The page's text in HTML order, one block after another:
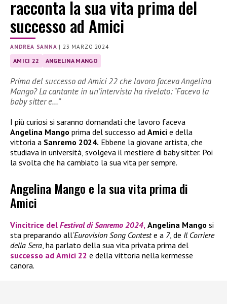
racconta la sua vita prima del
successo ad Amici
ANDREA SANNA |23 MARZO 2024
AMICI 22 ANGELINA MANGO
Prima del successo ad Amici 22 che lavoro faceva Angelina
Mango? La cantante in un’intervista ha rivelato: “Facevo la
baby sitter e…”
I più curiosi si saranno domandati che lavoro faceva
Angelina Mango prima del successo ad Amici e della
vittoria a Sanremo 2024. Ebbene la giovane artista, che
studiava in università, svolgeva il mestiere di baby sitter. Poi
la svolta che ha cambiato la sua vita per sempre.
Angelina Mango e la sua vita prima di
Amici
Vincitrice del Festival di Sanremo 2024, Angelina Mango si
sta preparando all‘Eurovision Song Conteste a 7, de Il Corriere
della Sera , ha parlato della sua vita privata prima del
successo ad Amici 22 e della vittoria nella kermesse
canora.